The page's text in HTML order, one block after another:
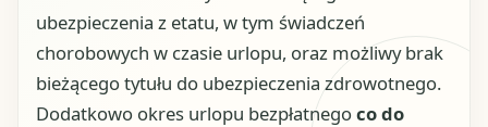
ubezpieczenia z etatu, w tym świadczeń
chorobowych w czasie urlopu, oraz możliwy brak
bieżącego tytułu do ubezpieczenia zdrowotnego.
Dodatkowo okres urlopu bezpłatnegoco do